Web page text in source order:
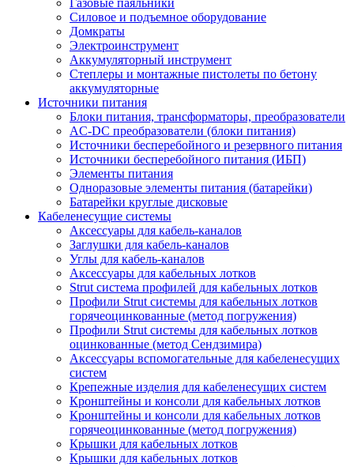
Газовые паяльники
Силовое и подъемное оборудование
Домкраты
Электроинструмент
Аккумуляторный инструмент
Степлеры и монтажные пистолеты по бетону
аккумуляторные
Источники питания
Блоки питания, трансформаторы, преобразователи
AC-DC преобразователи (блоки питания)
Источники бесперебойного и резервного питания
Источники бесперебойного питания (ИБП)
Элементы питания
Одноразовые элементы питания (батарейки)
Батарейки круглые дисковые
Кабеленесущие системы
Аксессуары для кабель-каналов
Заглушки для кабель-каналов
Углы для кабель-каналов
Аксессуары для кабельных лотков
Strut система профилей для кабельных лотков
Профили Strut системы для кабельных лотков
горячеоцинкованные (метод погружения)
Профили Strut системы для кабельных лотков
оцинкованные (метод Сендзимира)
Аксессуары вспомогательные для кабеленесущих
систем
Крепежные изделия для кабеленесущих систем
Кронштейны и консоли для кабельных лотков
Кронштейны и консоли для кабельных лотков
горячеоцинкованные (метод погружения)
Крышки для кабельных лотков
Крышки для кабельных лотков